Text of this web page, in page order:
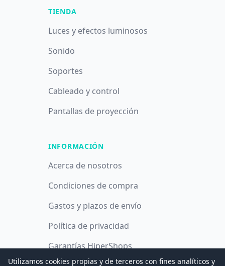
TIENDA
Luces y efectos luminosos
Sonido
Soportes
Cableado y control
Pantallas de proyección
INFORMACIÓN
Acerca de nosotros
Condiciones de compra
Gastos y plazos de envío
Política de privacidad
Garantías HiperShops
Utilizamos cookies propias y de terceros con fines analíticos y